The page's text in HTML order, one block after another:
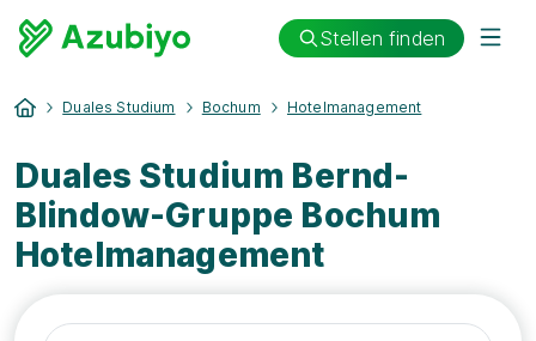
Stellen finden
Duales Studium Bochum Hotelmanagement
Duales Studium Bernd-
Blindow-Gruppe Bochum
Hotelmanagement